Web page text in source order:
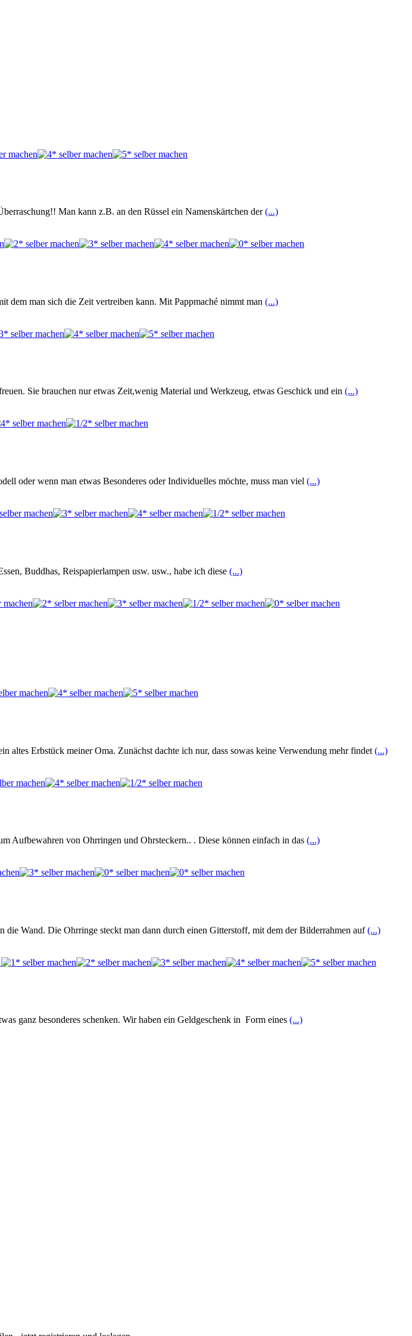
Man kann z.B. an den Rüssel ein Namenskärtchen der(...)
dem man sich die Zeit vertreiben kann. Mit Pappmaché nimmt man (...)
Sie brauchen nur etwas Zeit,wenig Material und Werkzeug, etwas Geschick und ein (...)
oder wenn man etwas Besonderes oder Individuelles möchte, muss man viel (...)
Buddhas, Reispapierlampen usw. usw., habe ich diese (...)
altes Erbstück meiner Oma. Zunächst dachte ich nur, dass sowas keine Verwendung mehr findet (...)
Aufbewahren von Ohrringen und Ohrsteckern.. . Diese können einfach in das (...)
Wand. Die Ohrringe steckt man dann durch einen Gitterstoff, mit dem der Bilderrahmen auf(...)
ganz besonderes schenken. Wir haben ein Geldgeschenk in Form eines (...)